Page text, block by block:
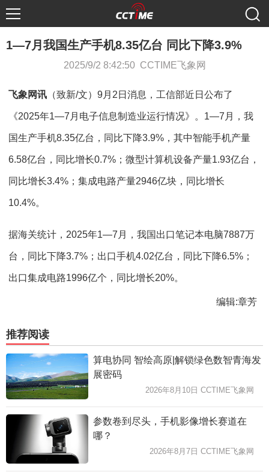
1—7月我国生产手机8.35亿台 同比下降3.9%
2025/9/2 8:42:50 CCTIME飞象网
飞象网讯 （致新/文）9月2日消息，工信部近日公布了
《2025年1—7月电子信息制造业运行情况》。1—7月，我
国生产手机8.35亿台，同比下降3.9%，其中智能手机产量
6.58亿台，同比增长0.7%；微型计算机设备产量1.93亿台，
同比增长3.4%；集成电路产量2946亿块，同比增长
10.4%。
据海关统计，2025年1—7月，我国出口笔记本电脑7887万
台，同比下降3.7%；出口手机4.02亿台，同比下降6.5%；
出口集成电路1996亿个，同比增长20%。
编辑:章芳
推荐阅读
算电协同 智绘高原|解锁绿色数智青海发
展密码
2026年8月10日 CCTIME飞象网
参数卷到尽头，手机影像增长赛道在
哪？
2026年8月7日 CCTIME飞象网